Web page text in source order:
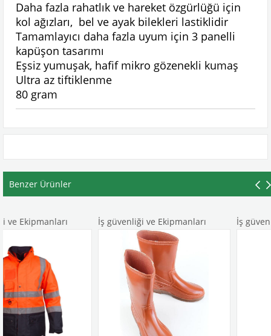
Daha fazla rahatlık ve hareket özgürlüğü için
kol ağızları, bel ve ayak bilekleri lastiklidir
Tamamlayıcı daha fazla uyum için 3 panelli
kapüşon tasarımı
Eşsiz yumuşak, hafif mikro gözenekli kumaş
Ultra az tiftiklenme
80 gram
Benzer Ürünler
İş güvenliği ve Ekipmanları İş güvenliği ve